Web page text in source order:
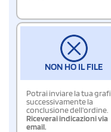
NON HO IL FILE
Potrai inviare la tua
successivamente la
conclusione dell'ordine.
Riceverai indicazioni via
email.